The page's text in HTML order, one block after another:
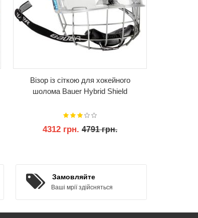
Візор із сіткою для хокейного
шолома Bauer Hybrid Shield
4312 грн. 4791 грн.
Замовляйте
Ваші мрії здійсняться